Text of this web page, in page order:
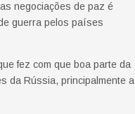
negociações de paz é
guerra pelos países
fez com que boa parte da
da Rússia, principalmente a